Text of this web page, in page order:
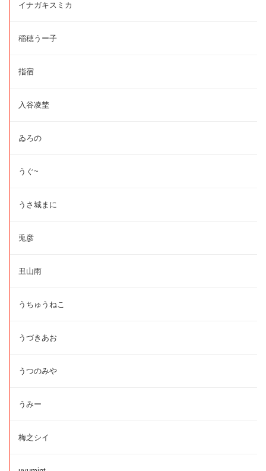
イナガキスミカ
稲穂うー子
指宿
入谷凌埜
ゐろの
うぐ~
うさ城まに
兎彦
丑山雨
うちゅうねこ
うづきあお
うつのみや
うみー
梅之シイ